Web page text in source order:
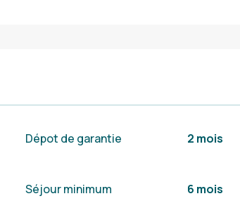
Dépot de garantie 2 mois
Séjour minimum 6 mois